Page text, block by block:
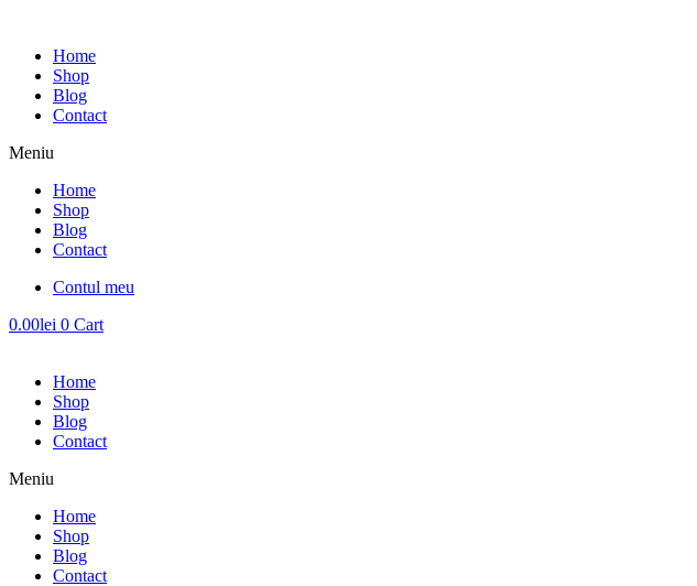
conținutHome
Shop
Blog
Contact
Meniu
Home
Shop
Blog
Contact
Contul meu
0.00lei 0 Cart
Home
Shop
Blog
Contact
Meniu
Home
Shop
Blog
Contact